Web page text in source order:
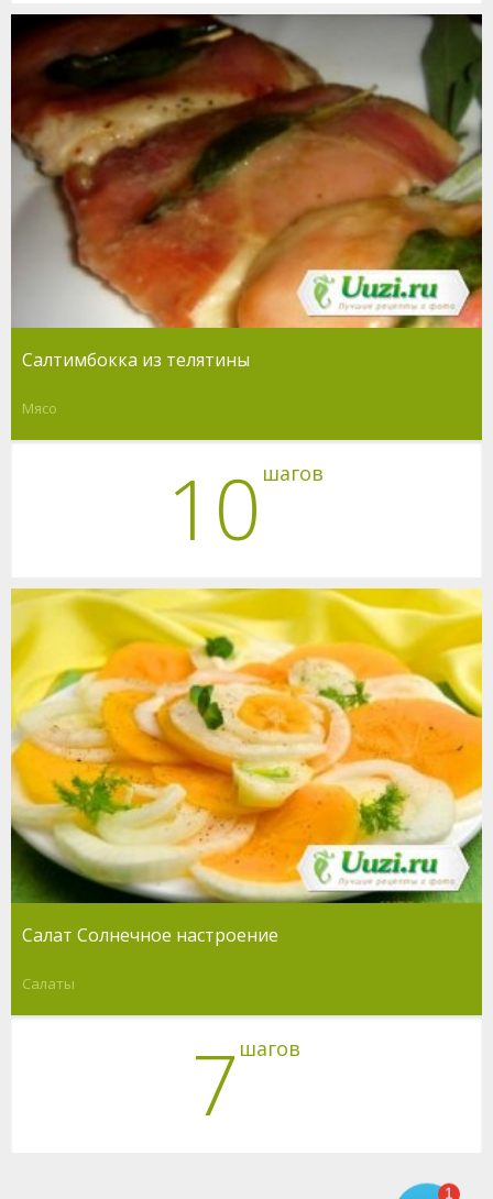
Салтимбокка из телятины
Мясо
10 шагов
Cалат Солнечное настроение
Салаты
7 шагов
1